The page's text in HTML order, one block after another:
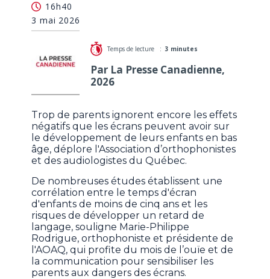
des tout-petits
16h40
3 mai 2026
Temps de lecture :3 minutes
Par La Presse Canadienne,
2026
Trop de parents ignorent encore les effets
négatifs que les écrans peuvent avoir sur
le développement de leurs enfants en bas
âge, déplore l'Association d’orthophonistes
et des audiologistes du Québec.
De nombreuses études établissent une
corrélation entre le temps d'écran
d'enfants de moins de cinq ans et les
risques de développer un retard de
langage, souligne Marie-Philippe
Rodrigue, orthophoniste et présidente de
l'AOAQ, qui profite du mois de l’ouïe et de
la communication pour sensibiliser les
parents aux dangers des écrans.